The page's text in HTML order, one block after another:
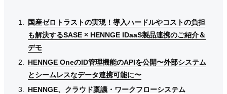
国産ゼロトラストの実現！導入ハードルやコストの負担
も解決するSASE × HENNGE IDaaS製品連携のご紹介＆
デモ
国産ゼロトラストの実現！導入ハードルやコストの負担
も解決するSASE × HENNGE IDaaS製品連携のご紹介＆
デモ
国産ゼロトラストの実現！導入ハードルやコストの負担
も解決するSASE × HENNGE IDaaS製品連携のご紹介＆
デモ
HENNGE OneのID管理機能のAPIを公開〜外部システム
とシームレスなデータ連携可能に〜
HENNGE OneのID管理機能のAPIを公開〜外部システム
とシームレスなデータ連携可能に〜
HENNGE OneのID管理機能のAPIを公開〜外部システム
とシームレスなデータ連携可能に〜
HENNGE、クラウド稟議・ワークフローシステム
HENNGE、クラウド稟議・ワークフローシステム
HENNGE、クラウド稟議・ワークフローシステム